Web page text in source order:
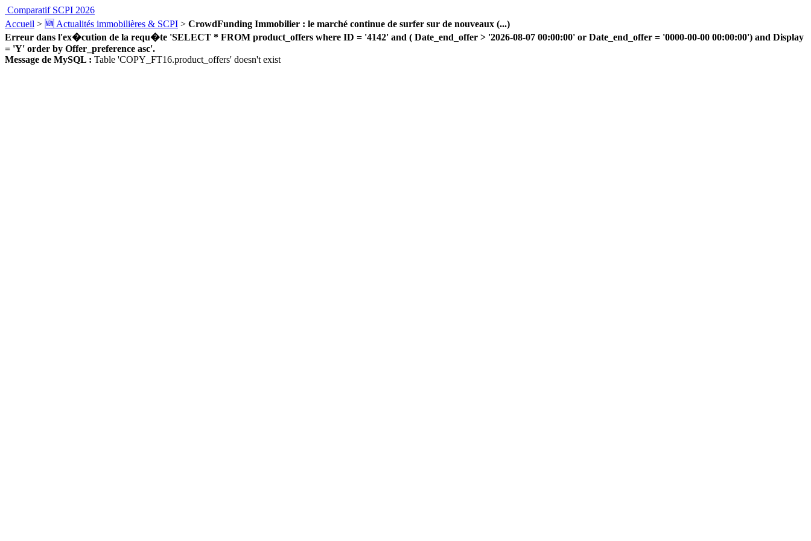
Comparatif SCPI 2026
Accueil > 🆕 Actualités immobilières & SCPI > CrowdFunding Immobilier : le marché continue de surfer sur de nouveaux (...)
Erreur dans l'ex�cution de la requ�te 'SELECT * FROM product_offers where ID = '4142' and ( Date_end_offer > '2026-08-07 00:00:00' or Date_end_offer = '0000-00-00 00:00:00') and Display
= 'Y' order by Offer_preference asc'.
Message de MySQL : Table 'COPY_FT16.product_offers' doesn't exist